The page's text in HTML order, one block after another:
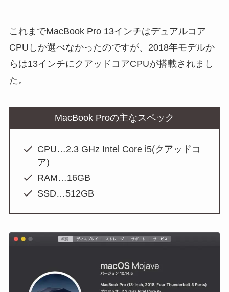
これまでMacBook Pro 13インチはデュアルコア
CPUしか選べなかったのですが、2018年モデルか
らは13インチにクアッドコアCPUが搭載されまし
た。
MacBook Proの主なスペック
CPU…2.3 GHz Intel Core i5(クアッドコ
ア)
RAM…16GB
SSD…512GB